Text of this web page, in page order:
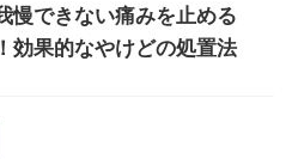
慢できない痛みを止める
効果的なやけどの処置法